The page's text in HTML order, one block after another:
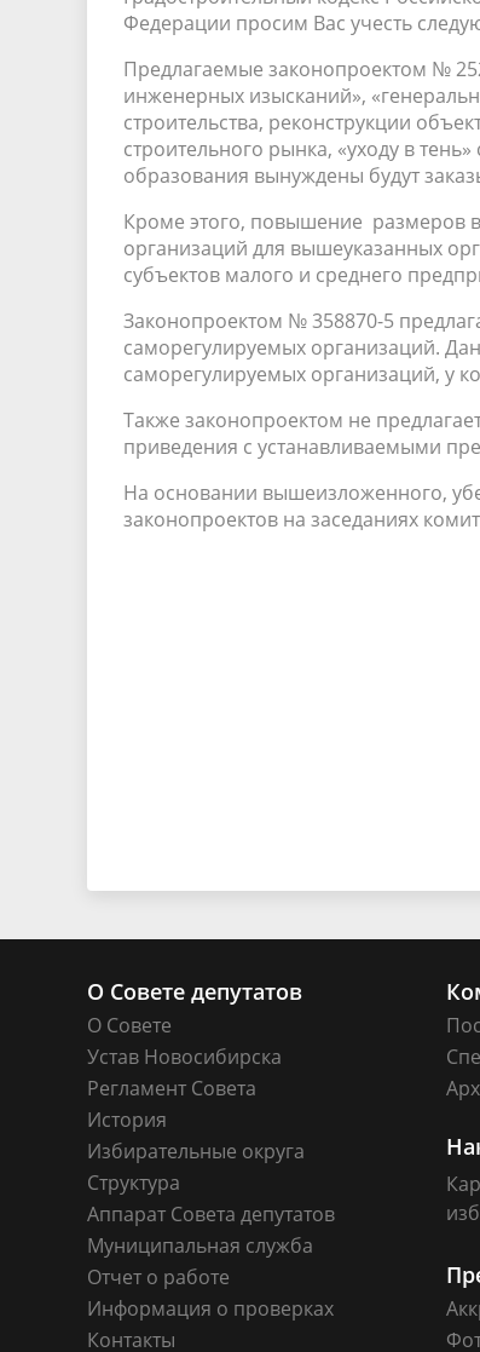
Федерации просим Вас учесть
Предлагаемые законопроектом №
инженерных изысканий»,
строительства, реконструкции
строительного рынка, «уходу в
образования вынуждены будут
Кроме этого, повышение размеров
организаций для вышеуказанных
субъектов малого и среднего
Законопроектом № 358870-5
саморегулируемых организаций.
саморегулируемых организаций, у
Также законопроектом не
приведения с устанавливаемыми
На основании вышеизложенного,
законопроектов на заседаниях
О Совете депутатов
О Совете
Устав Новосибирска
Регламент Совета
История
Избирательные округа
Структура
Аппарат Совета депутатов
Муниципальная служба
Отчет о работе
Информация о проверках
Контакты